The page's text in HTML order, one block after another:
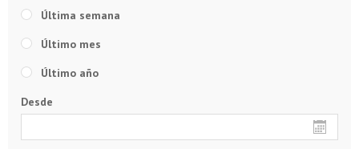
Última semana
Último mes
Último año
Desde